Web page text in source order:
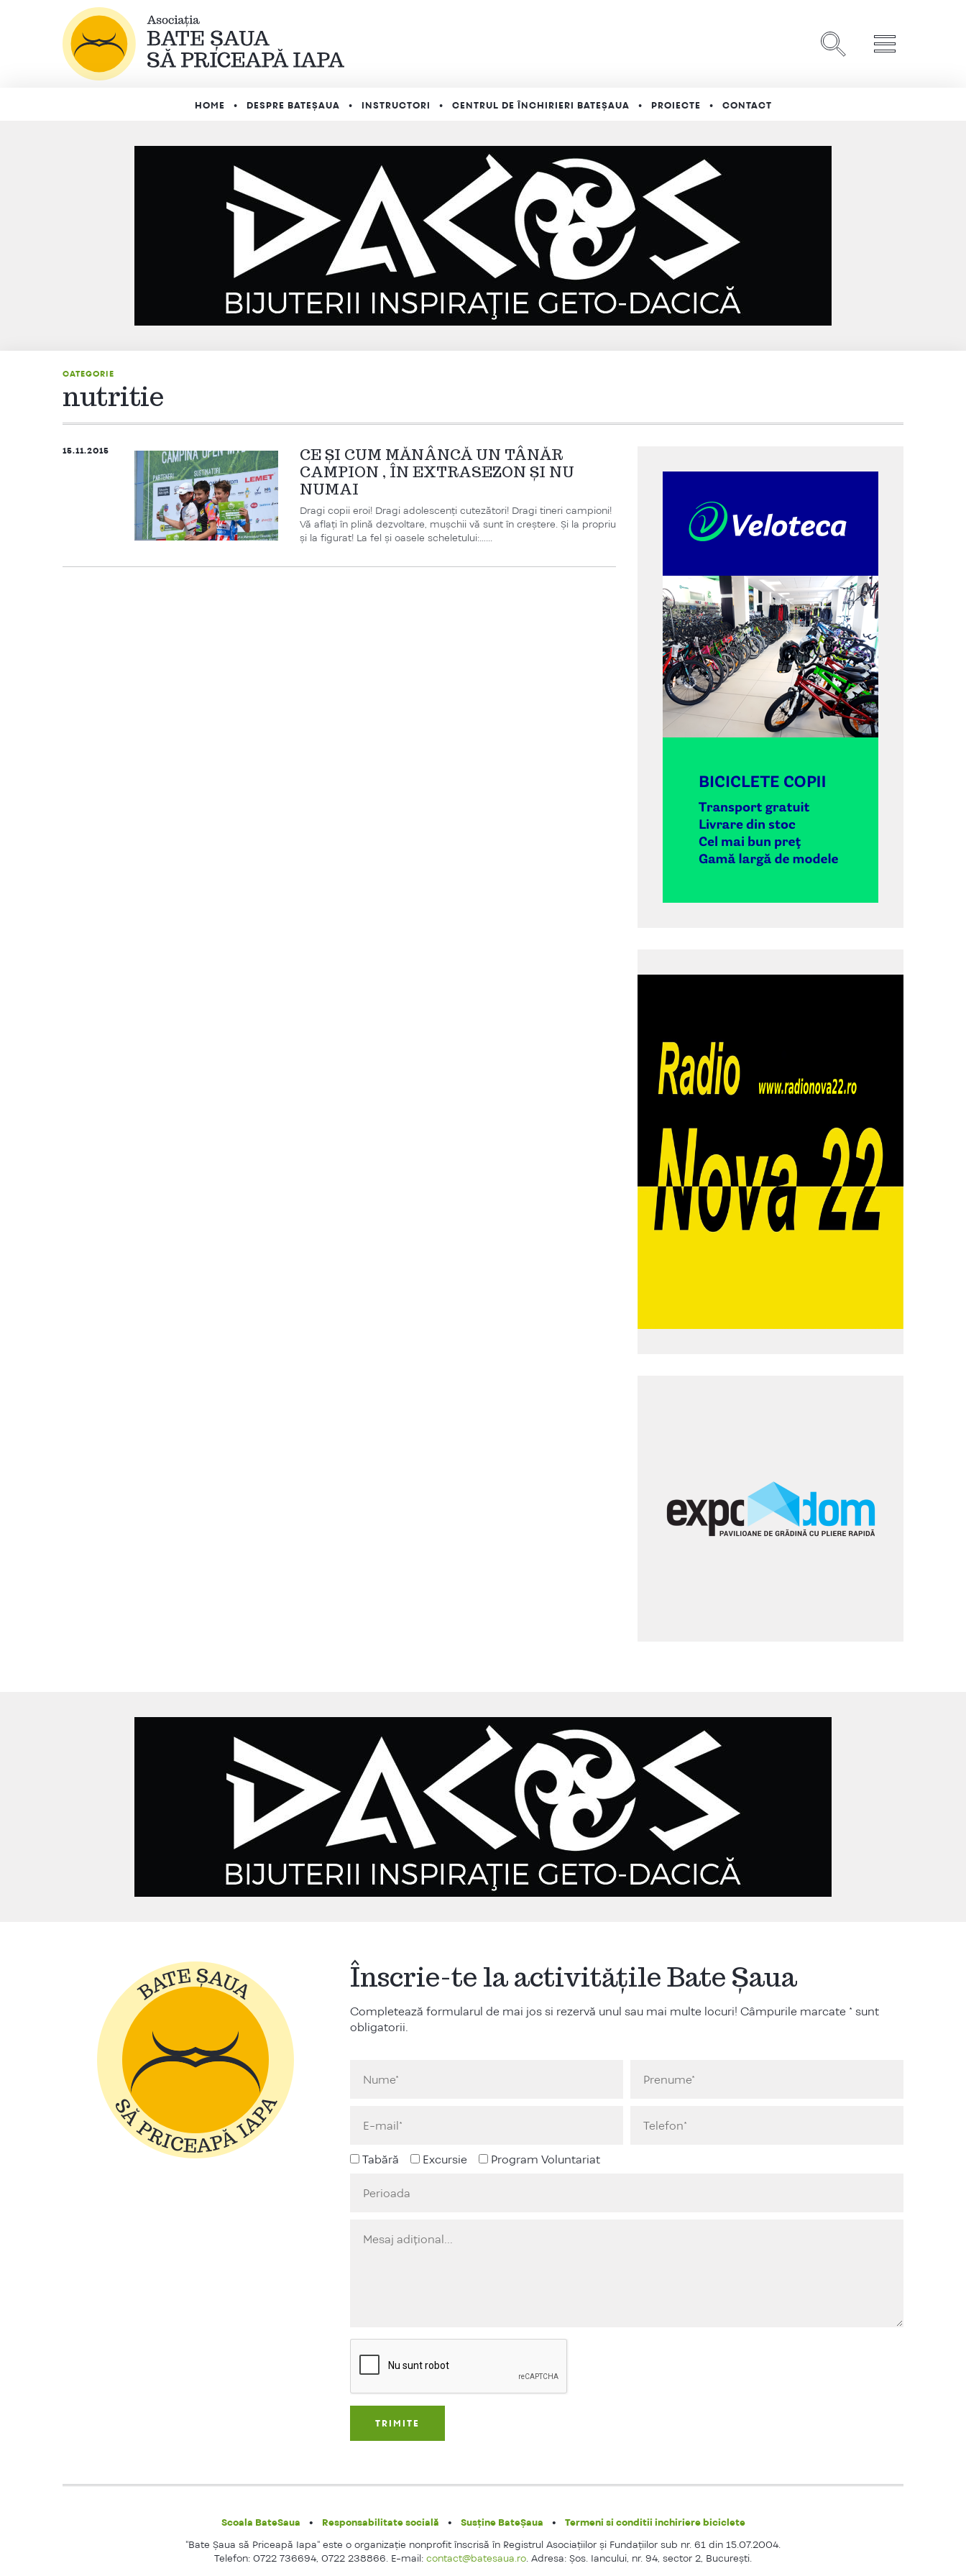
HOME DESPRE BATEȘAUA INSTRUCTORI CENTRUL DE ÎNCHIRIERI BATEȘAUA PROIECTE CONTACT
CATEGORIE
nutritie
15.11.2015
CE ȘI CUM MĂNÂNCĂ UN TÂNĂR
CAMPION , ÎN EXTRASEZON ȘI NU
NUMAI
Dragi copii eroi! Dragi adolescenți cutezători! Dragi tineri campioni!
Vă aflați în plină dezvoltare, mușchii vă sunt în creștere. Și la propriu
și la figurat! La fel și oasele scheletului:…...
Înscrie-te la activitățile Bate Șaua
Completează formularul de mai jos si rezervă unul sau mai multe locuri! Câmpurile marcate * sunt
obligatorii.
Tabără Excursie Program Voluntariat
Scoala BateSaua Responsabilitate socială Susține BateȘaua
Termeni si conditii inchiriere biciclete
"Bate Şaua să Priceapă Iapa" este o organizaţie nonprofit înscrisă în Registrul Asociaţiilor şi Fundaţiilor sub nr. 61 din 15.07.2004.
Telefon: 0722 736694, 0722 238866. E-mail: contact@batesaua.ro. Adresa: Şos. Iancului, nr. 94, sector 2, Bucureşti.